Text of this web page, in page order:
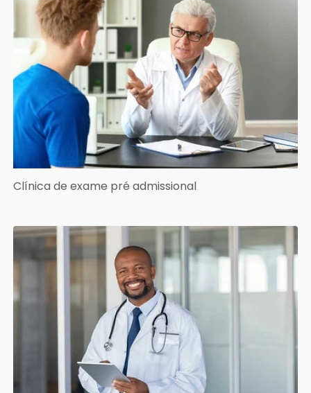
Clínica de exame pré admissional